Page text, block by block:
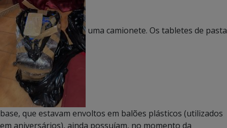
uma camionete. Os tabletes de pasta
base, que estavam envoltos em balões plásticos (utilizados
em aniversários), ainda possuíam, no momento da